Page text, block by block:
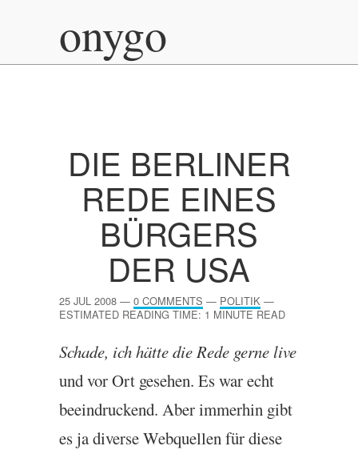
onygo
DIE BERLINER
REDE EINES
BÜRGERS
DER USA
25 JUL 2008 — 0 COMMENTS — POLITIK —
ESTIMATED READING TIME: 1 MINUTE READ
Schade, ich hätte die Rede gerne live
und vor Ort gese­hen. Es war echt
beeindruckend. Aber immer­hin gibt
es ja diverse Webquel­len für diese